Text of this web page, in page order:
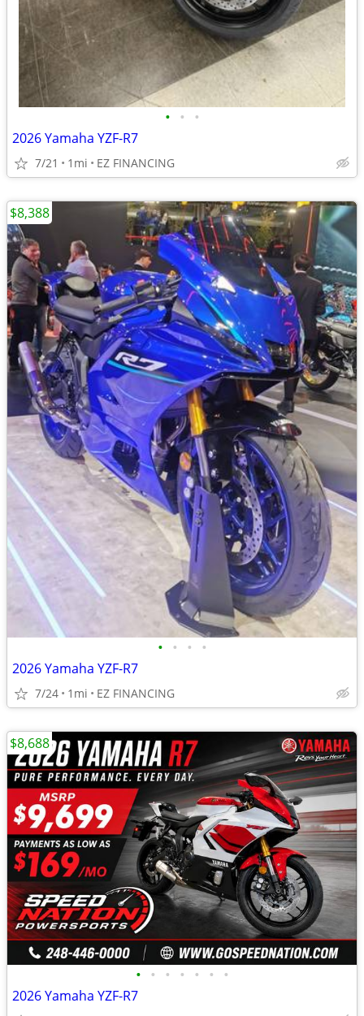
• • •
2026 Yamaha YZF-R7
7/21 1mi EZ FINANCING
• • • •
2026 Yamaha YZF-R7
7/24 1mi EZ FINANCING
$8,388
• • • • • • •
2026 Yamaha YZF-R7
$8,688